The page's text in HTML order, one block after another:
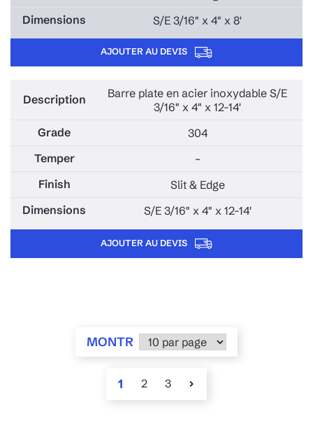
S/E 3/16" x 4" x 8'
AJOUTER AU DEVIS
Barre plate en acier inoxydable S/E
3/16" x 4" x 12-14'
304
–
Slit & Edge
S/E 3/16" x 4" x 12-14'
AJOUTER AU DEVIS
MONTR
1 2 3